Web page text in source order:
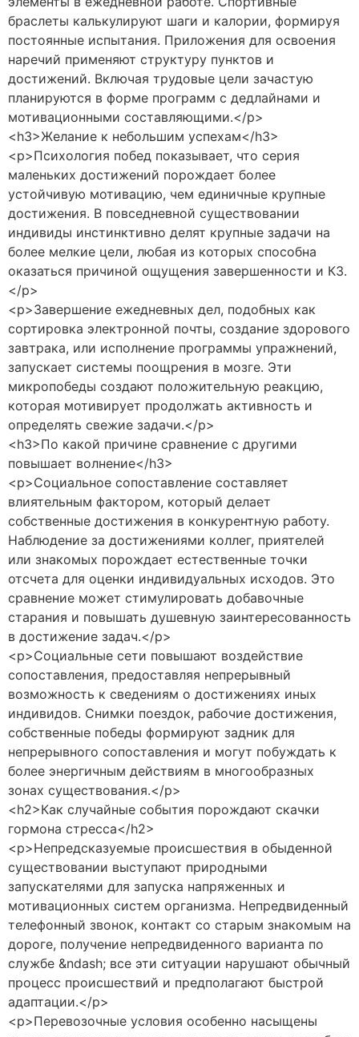
браслеты калькулируют шаги и калории, формируя
постоянные испытания. Приложения для освоения
наречий применяют структуру пунктов и
достижений. Включая трудовые цели зачастую
планируются в форме программ с дедлайнами и
мотивационными составляющими.</p>
<h3>Желание к небольшим успехам</h3>
<p>Психология побед показывает, что серия
маленьких достижений порождает более
устойчивую мотивацию, чем единичные крупные
достижения. В повседневной существовании
индивиды инстинктивно делят крупные задачи на
более мелкие цели, любая из которых способна
оказаться причиной ощущения завершенности и К3.
</p>
<p>Завершение ежедневных дел, подобных как
сортировка электронной почты, создание здорового
завтрака, или исполнение программы упражнений,
запускает системы поощрения в мозге. Эти
микропобеды создают положительную реакцию,
которая мотивирует продолжать активность и
определять свежие задачи.</p>
<h3>По какой причине сравнение с другими
повышает волнение</h3>
<p>Социальное сопоставление составляет
влиятельным фактором, который делает
собственные достижения в конкурентную работу.
Наблюдение за достижениями коллег, приятелей
или знакомых порождает естественные точки
отсчета для оценки индивидуальных исходов. Это
сравнение может стимулировать добавочные
старания и повышать душевную заинтересованность
в достижение задач.</p>
<p>Социальные сети повышают воздействие
сопоставления, предоставляя непрерывный
возможность к сведениям о достижениях иных
индивидов. Снимки поездок, рабочие достижения,
собственные победы формируют задник для
непрерывного сопоставления и могут побуждать к
более энергичным действиям в многообразных
зонах существования.</p>
<h2>Как случайные события порождают скачки
гормона стресса</h2>
<p>Непредсказуемые происшествия в обыденной
существовании выступают природными
запускателями для запуска напряженных и
мотивационных систем организма. Непредвиденный
телефонный звонок, контакт со старым знакомым на
дороге, получение непредвиденного варианта по
службе &ndash; все эти ситуации нарушают обычный
процесс происшествий и предполагают быстрой
адаптации.</p>
<p>Перевозочные условия особенно насыщены